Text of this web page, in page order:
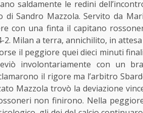
saldamente le redini
di Sandro Mazzola. Servito da
con una finta il capitano
Milan a terra, annichilito, in
il peggiore quei dieci minuti
involontariamente con un
il rigore ma l’arbitro
Mazzola trovò la deviazione
non finirono. Nella